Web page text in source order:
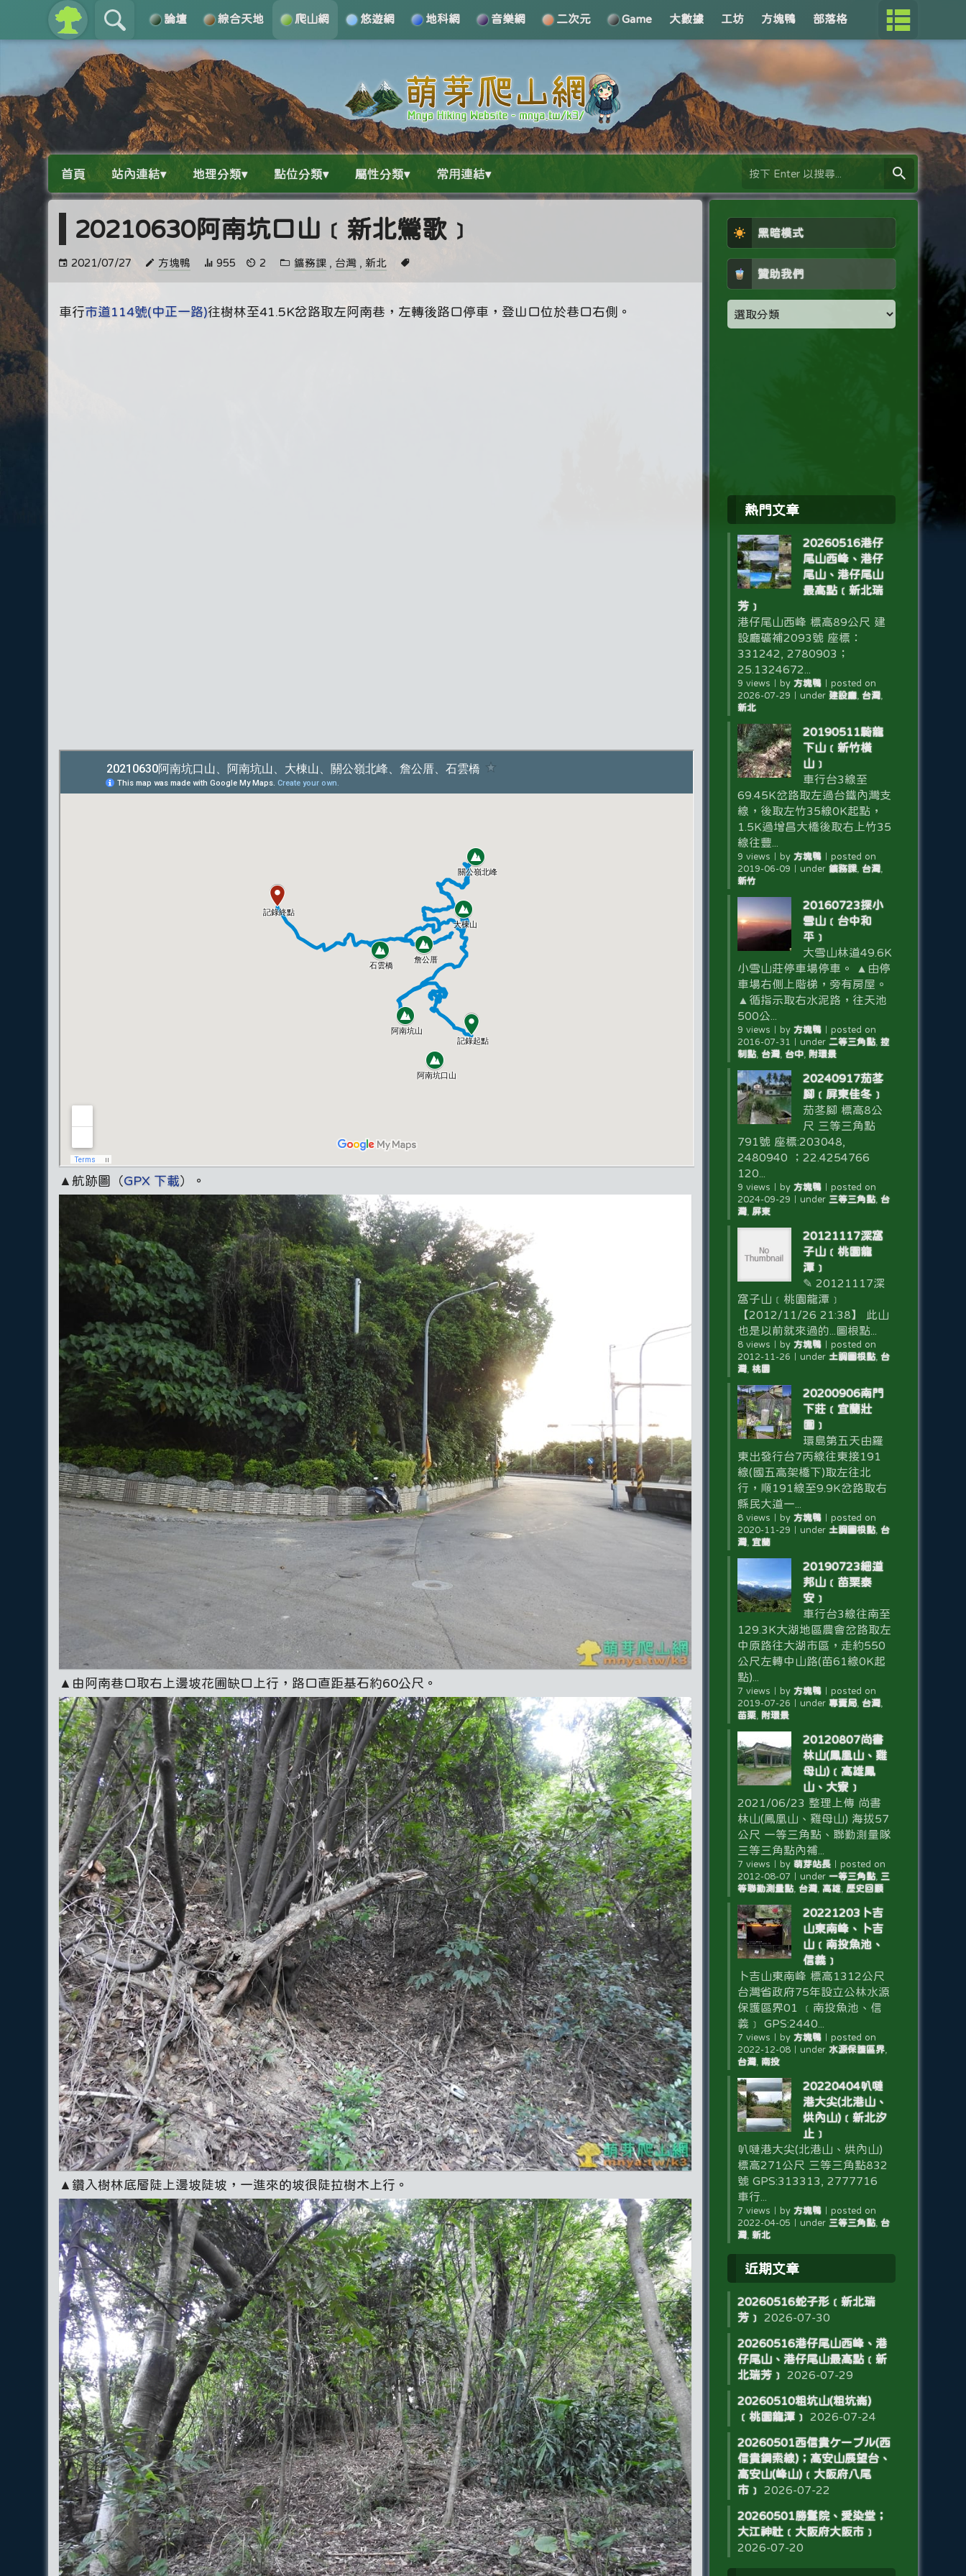
論壇 綜合天地 爬山網 悠遊網 地科網 音樂網 二次元 Game 大數據 工坊 方塊鴨 部落格
關於 導覽
首頁 站內連結▾ 地理分類▾ 點位分類▾ 屬性分類▾ 常用連結▾
20210630阿南坑口山﹝新北鶯歌﹞
2021/07/27 方塊鴨 955 2 鑛務課 , 台灣 , 新北
車行市道114號(中正一路)往樹林至41.5K岔路取左阿南巷，左轉後路口停車，登山口位於巷口右側。
▲航跡圖（GPX 下載）。
▲由阿南巷口取右上邊坡花圃缺口上行，路口直距基石約60公尺。
▲鑽入樹林底層陡上邊坡陡坡，一進來的坡很陡拉樹木上行。
黑暗模式
贊助我們
熱門文章
20260516港仔
尾山西峰、港仔
尾山、港仔尾山
最高點﹝新北瑞
芳﹞
港仔尾山西峰 標高89公尺 建
設廳礦補2093號 座標：
331242, 2780903；
25.1324672...
9 views by 方塊鴨｜ posted on
2026-07-29
under 建設廳, 台灣,
新北
20190511騎龍
下山﹝新竹橫
山﹞
車行台3線至
69.45K岔路取左過台鐵內灣支
線，後取左竹35線0K起點，
1.5K過增昌大橋後取右上竹35
線往豐...
9 views by 方塊鴨｜ posted on
2019-06-09
under 鑛務課, 台灣,
新竹
20160723探小
雪山﹝台中和
平﹞
大雪山林道49.6K
小雪山莊停車場停車。 ▲由停
車場右側上階梯，旁有房屋。
▲循指示取右水泥路，往天池
500公...
9 views by 方塊鴨｜ posted on
2016-07-31
under 二等三角點, 控
制點, 台灣, 台中, 附環景
20240917茄苳
腳﹝屏東佳冬﹞
茄苳腳 標高8公
尺 三等三角點
791號 座標:203048,
2480940 ；22.4254766
120...
9 views by 方塊鴨｜ posted on
2024-09-29
under 三等三角點, 台
灣, 屏東
20121117深窩
子山﹝桃園龍
潭﹞
✎ 20121117深
窩子山﹝桃園龍潭﹞
【2012/11/26 21:38】 此山
也是以前就來過的...圖根點...
8 views by 方塊鴨｜ posted on
2012-11-26
under 土調圖根點, 台
灣, 桃園
20200906南門
下莊﹝宜蘭壯
圍﹞
環島第五天由羅
東出發行台7丙線往東接191
線(國五高架橋下)取左往北
行，順191線至9.9K岔路取右
縣民大道一...
8 views by 方塊鴨｜ posted on
2020-11-29
under 土調圖根點, 台
灣, 宜蘭
20190723細道
邦山﹝苗栗泰
安﹞
車行台3線往南至
129.3K大湖地區農會岔路取左
中原路往大湖市區，走約550
公尺左轉中山路(苗61線0K起
點)...
7 views by 方塊鴨｜ posted on
2019-07-26
under 專賣局, 台灣,
苗栗, 附環景
20120807尚書
林山(鳳凰山、雞
母山)﹝高雄鳳
山、大寮﹞
2021/06/23 整理上傳 尚書
林山(鳳凰山、雞母山) 海拔57
公尺 一等三角點、聯勤測量隊
三等三角點內補...
7 views by 萌芽站長｜ posted on
2012-08-07
under 一等三角點, 三
等聯勤測量點, 台灣, 高雄, 歷史回顧
20221203卜吉
山東南峰、卜吉
山﹝南投魚池、
信義﹞
卜吉山東南峰 標高1312公尺
台灣省政府75年設立公林水源
保護區界01 ﹝南投魚池、信
義﹞ GPS:2440...
7 views by 方塊鴨｜ posted on
2022-12-08｜ under 水源保護區界,
台灣, 南投
20220404叭嗹
港大尖(北港山、
烘內山)﹝新北汐
止﹞
叭嗹港大尖(北港山、烘內山)
標高271公尺 三等三角點832
號 GPS:313313, 2777716
車行...
7 views by 方塊鴨｜ posted on
2022-04-05
under 三等三角點, 台
灣, 新北
近期文章
20260516蛇子形﹝新北瑞
芳﹞
2026-07-30
20260516港仔尾山西峰、港
仔尾山、港仔尾山最高點﹝新
北瑞芳﹞
2026-07-29
20260510粗坑山(粗坑崙)
﹝桃園龍潭﹞
2026-07-24
20260501西信貴ケーブル(西
信貴鋼索線)；高安山展望台、
高安山(峰山)﹝大阪府八尾
市﹞
2026-07-22
20260501勝鬘院、愛染堂；
大江神社﹝大阪府大阪市﹞
2026-07-20